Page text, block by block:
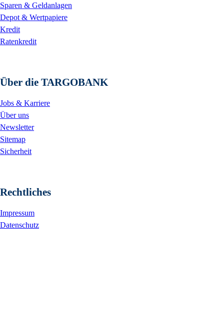
Sparen & Geldanlagen
Depot & Wertpapiere
Kredit
Ratenkredit
Über die TARGOBANK
Jobs & Karriere
Über uns
Newsletter
Sitemap
Sicherheit
Rechtliches
Impressum
Datenschutz